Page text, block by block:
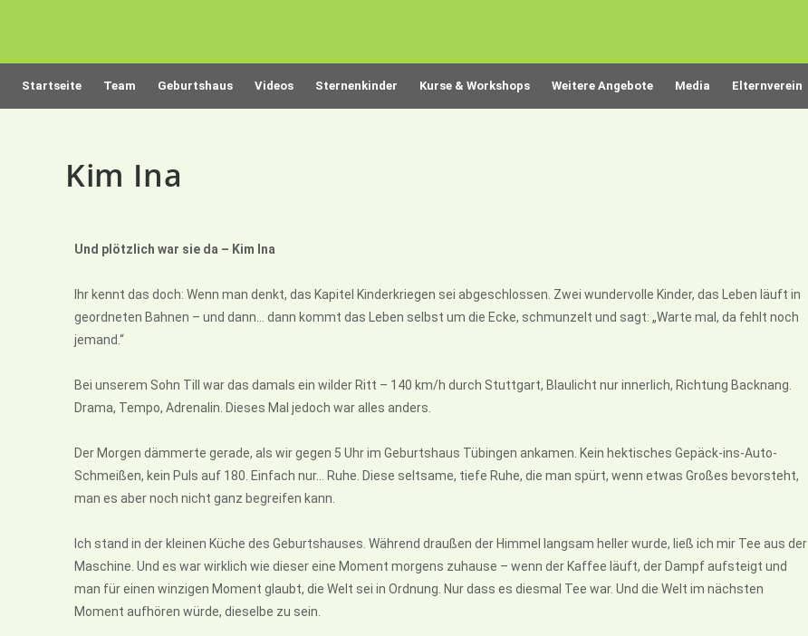
Startseite Team Geburtshaus Videos Sternenkinder Kurse & Workshops Weitere Angebote Media Elternverein
Kim Ina
Und plötzlich war sie da – Kim Ina
Ihr kennt das doch: Wenn man denkt, das Kapitel Kinderkriegen sei abgeschlossen. Zwei wundervolle Kinder, das Leben läuft in
geordneten Bahnen – und dann… dann kommt das Leben selbst um die Ecke, schmunzelt und sagt: „Warte mal, da fehlt noch
jemand.“
Bei unserem Sohn Till war das damals ein wilder Ritt – 140 km/h durch Stuttgart, Blaulicht nur innerlich, Richtung Backnang.
Drama, Tempo, Adrenalin. Dieses Mal jedoch war alles anders.
Der Morgen dämmerte gerade, als wir gegen 5 Uhr im Geburtshaus Tübingen ankamen. Kein hektisches Gepäck-ins-Auto-
Schmeißen, kein Puls auf 180. Einfach nur… Ruhe. Diese seltsame, tiefe Ruhe, die man spürt, wenn etwas Großes bevorsteht,
man es aber noch nicht ganz begreifen kann.
Ich stand in der kleinen Küche des Geburtshauses. Während draußen der Himmel langsam heller wurde, ließ ich mir Tee aus der
Maschine. Und es war wirklich wie dieser eine Moment morgens zuhause – wenn der Kaffee läuft, der Dampf aufsteigt und
man für einen winzigen Moment glaubt, die Welt sei in Ordnung. Nur dass es diesmal Tee war. Und die Welt im nächsten
Moment aufhören würde, dieselbe zu sein.